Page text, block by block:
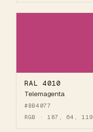
RAL 4010
Telemagenta
#BB4077
RGB · 187, 64, 119